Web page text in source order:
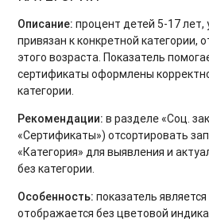
Описание: процент детей 5-17 лет,
привязан к конкретной категории,
этого возраста. Показатель
сертификаты оформлены
категории.
Рекомендации: в разделе «Соц.
«Сертификаты») отсортировать
«Категория» для выявления и
без категории.
Особенность: показатель является
отображается без цветовой